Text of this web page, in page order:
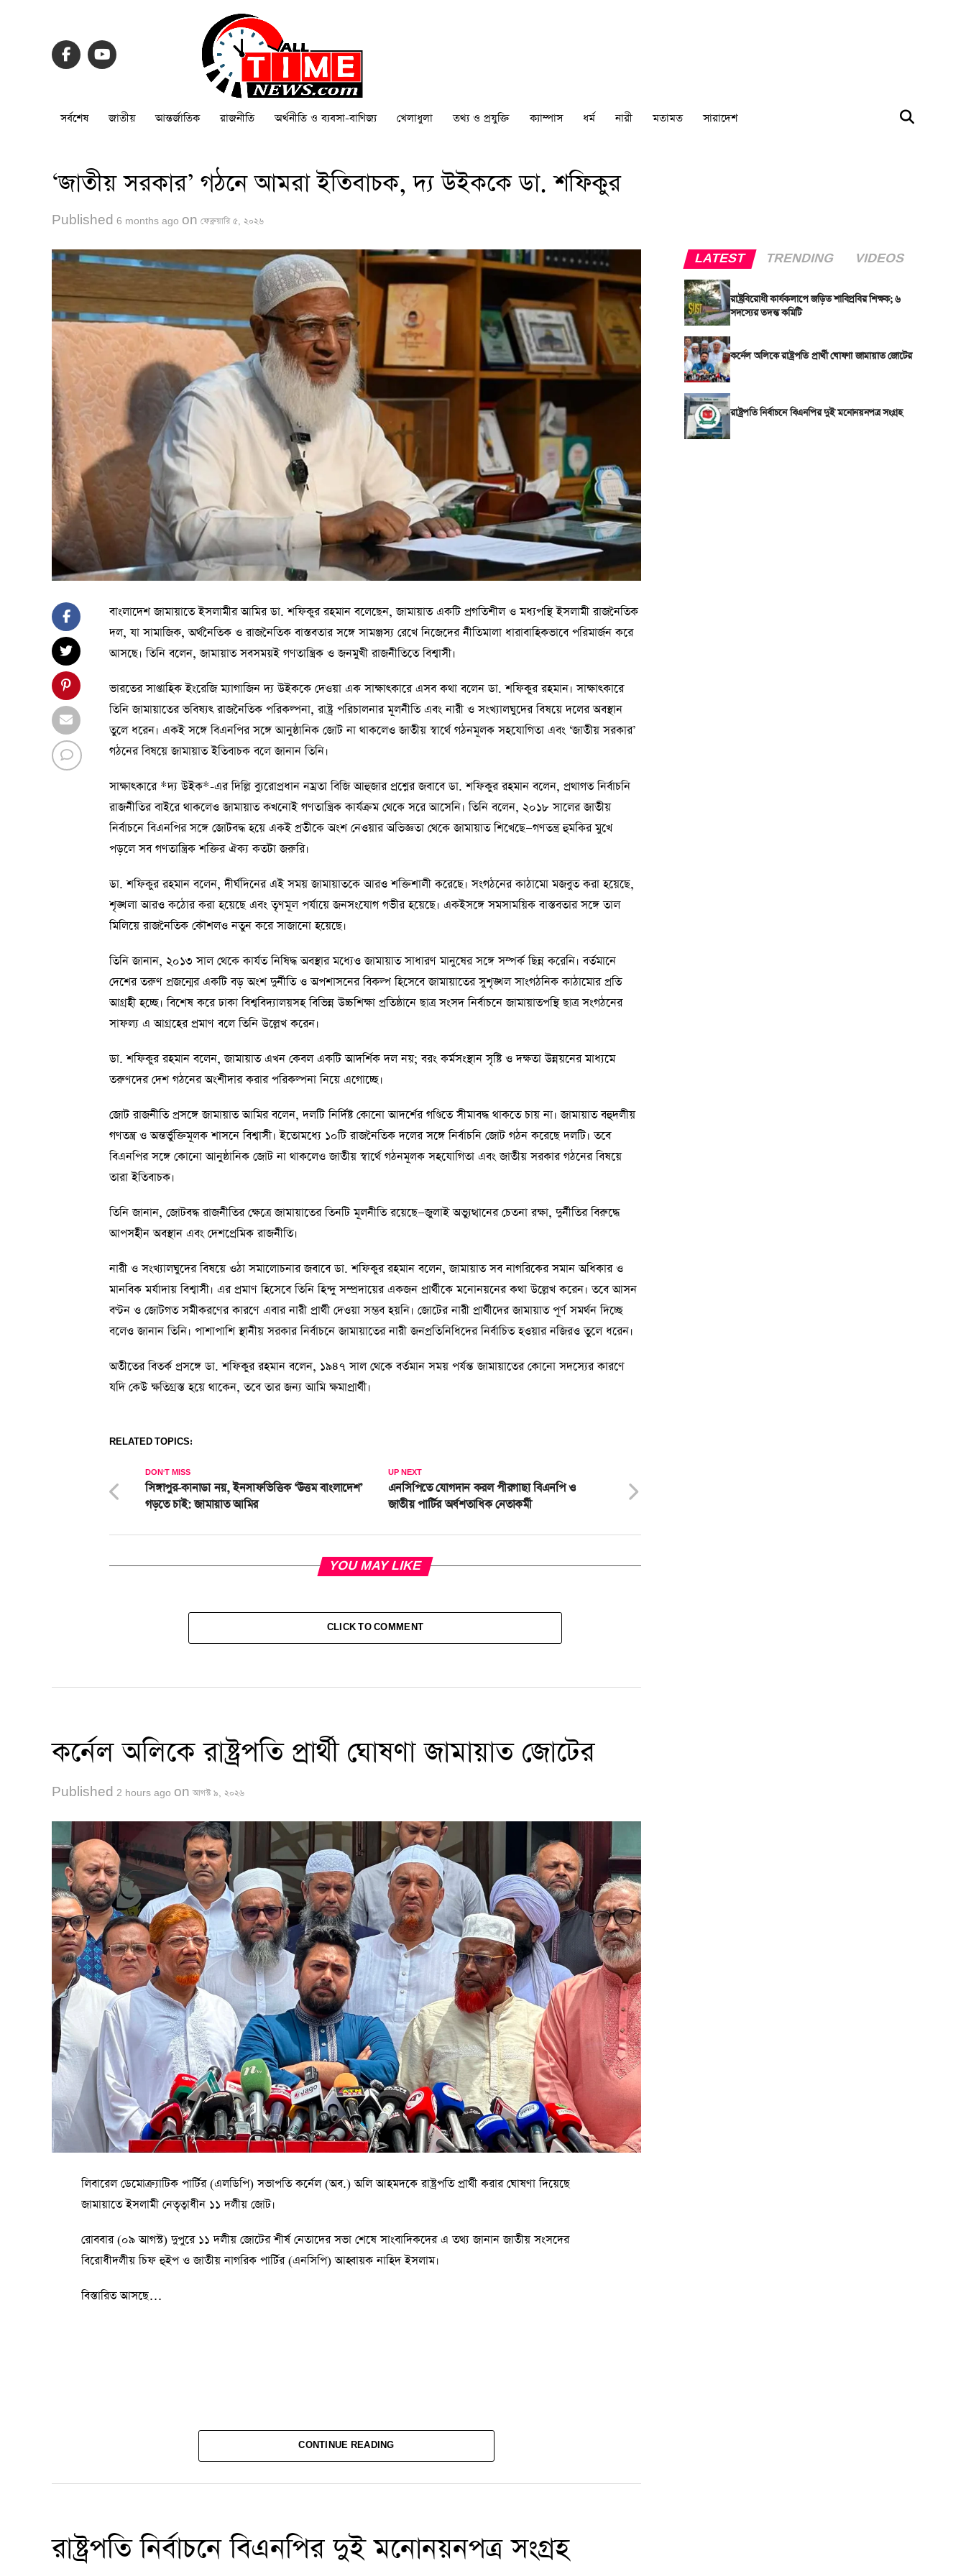
সর্বশেষ জাতীয় আন্তর্জাতিক রাজনীতি অর্থনীতি ও ব্যবসা-বাণিজ্য খেলাধুলা তথ্য ও প্রযুক্তি ক্যাম্পাস ধর্ম নারী মতামত সারাদেশ
‘জাতীয় সরকার’ গঠনে আমরা ইতিবাচক, দ্য উইককে ডা. শফিকুর
Published 6 months ago on ফেব্রুয়ারি ৫, ২০২৬
বাংলাদেশ জামায়াতে ইসলামীর আমির ডা. শফিকুর রহমান বলেছেন, জামায়াত একটি প্রগতিশীল ও মধ্যপন্থি ইসলামী রাজনৈতিক
দল, যা সামাজিক, অর্থনৈতিক ও রাজনৈতিক বাস্তবতার সঙ্গে সামঞ্জস্য রেখে নিজেদের নীতিমালা ধারাবাহিকভাবে পরিমার্জন করে
আসছে। তিনি বলেন, জামায়াত সবসময়ই গণতান্ত্রিক ও জনমুখী রাজনীতিতে বিশ্বাসী।
ভারতের সাপ্তাহিক ইংরেজি ম্যাগাজিন দ্য উইককে দেওয়া এক সাক্ষাৎকারে এসব কথা বলেন ডা. শফিকুর রহমান। সাক্ষাৎকারে
তিনি জামায়াতের ভবিষ্যৎ রাজনৈতিক পরিকল্পনা, রাষ্ট্র পরিচালনার মূলনীতি এবং নারী ও সংখ্যালঘুদের বিষয়ে দলের অবস্থান
তুলে ধরেন। একই সঙ্গে বিএনপির সঙ্গে আনুষ্ঠানিক জোট না থাকলেও জাতীয় স্বার্থে গঠনমূলক সহযোগিতা এবং ‘জাতীয় সরকার’
গঠনের বিষয়ে জামায়াত ইতিবাচক বলে জানান তিনি।
সাক্ষাৎকারে *দ্য উইক*-এর দিল্লি ব্যুরোপ্রধান নম্রতা বিজি আহুজার প্রশ্নের জবাবে ডা. শফিকুর রহমান বলেন, প্রথাগত নির্বাচনি
রাজনীতির বাইরে থাকলেও জামায়াত কখনোই গণতান্ত্রিক কার্যক্রম থেকে সরে আসেনি। তিনি বলেন, ২০১৮ সালের জাতীয়
নির্বাচনে বিএনপির সঙ্গে জোটবদ্ধ হয়ে একই প্রতীকে অংশ নেওয়ার অভিজ্ঞতা থেকে জামায়াত শিখেছে—গণতন্ত্র হুমকির মুখে
পড়লে সব গণতান্ত্রিক শক্তির ঐক্য কতটা জরুরি।
ডা. শফিকুর রহমান বলেন, দীর্ঘদিনের এই সময় জামায়াতকে আরও শক্তিশালী করেছে। সংগঠনের কাঠামো মজবুত করা হয়েছে,
শৃঙ্খলা আরও কঠোর করা হয়েছে এবং তৃণমূল পর্যায়ে জনসংযোগ গভীর হয়েছে। একইসঙ্গে সমসাময়িক বাস্তবতার সঙ্গে তাল
মিলিয়ে রাজনৈতিক কৌশলও নতুন করে সাজানো হয়েছে।
তিনি জানান, ২০১৩ সাল থেকে কার্যত নিষিদ্ধ অবস্থার মধ্যেও জামায়াত সাধারণ মানুষের সঙ্গে সম্পর্ক ছিন্ন করেনি। বর্তমানে
দেশের তরুণ প্রজন্মের একটি বড় অংশ দুর্নীতি ও অপশাসনের বিকল্প হিসেবে জামায়াতের সুশৃঙ্খল সাংগঠনিক কাঠামোর প্রতি
আগ্রহী হচ্ছে। বিশেষ করে ঢাকা বিশ্ববিদ্যালয়সহ বিভিন্ন উচ্চশিক্ষা প্রতিষ্ঠানে ছাত্র সংসদ নির্বাচনে জামায়াতপন্থি ছাত্র সংগঠনের
সাফল্য এ আগ্রহের প্রমাণ বলে তিনি উল্লেখ করেন।
ডা. শফিকুর রহমান বলেন, জামায়াত এখন কেবল একটি আদর্শিক দল নয়; বরং কর্মসংস্থান সৃষ্টি ও দক্ষতা উন্নয়নের মাধ্যমে
তরুণদের দেশ গঠনের অংশীদার করার পরিকল্পনা নিয়ে এগোচ্ছে।
জোট রাজনীতি প্রসঙ্গে জামায়াত আমির বলেন, দলটি নির্দিষ্ট কোনো আদর্শের গণ্ডিতে সীমাবদ্ধ থাকতে চায় না। জামায়াত বহুদলীয়
গণতন্ত্র ও অন্তর্ভুক্তিমূলক শাসনে বিশ্বাসী। ইতোমধ্যে ১০টি রাজনৈতিক দলের সঙ্গে নির্বাচনি জোট গঠন করেছে দলটি। তবে
বিএনপির সঙ্গে কোনো আনুষ্ঠানিক জোট না থাকলেও জাতীয় স্বার্থে গঠনমূলক সহযোগিতা এবং জাতীয় সরকার গঠনের বিষয়ে
তারা ইতিবাচক।
তিনি জানান, জোটবদ্ধ রাজনীতির ক্ষেত্রে জামায়াতের তিনটি মূলনীতি রয়েছে—জুলাই অভ্যুত্থানের চেতনা রক্ষা, দুর্নীতির বিরুদ্ধে
আপসহীন অবস্থান এবং দেশপ্রেমিক রাজনীতি।
নারী ও সংখ্যালঘুদের বিষয়ে ওঠা সমালোচনার জবাবে ডা. শফিকুর রহমান বলেন, জামায়াত সব নাগরিকের সমান অধিকার ও
মানবিক মর্যাদায় বিশ্বাসী। এর প্রমাণ হিসেবে তিনি হিন্দু সম্প্রদায়ের একজন প্রার্থীকে মনোনয়নের কথা উল্লেখ করেন। তবে আসন
বণ্টন ও জোটগত সমীকরণের কারণে এবার নারী প্রার্থী দেওয়া সম্ভব হয়নি। জোটের নারী প্রার্থীদের জামায়াত পূর্ণ সমর্থন দিচ্ছে
বলেও জানান তিনি। পাশাপাশি স্থানীয় সরকার নির্বাচনে জামায়াতের নারী জনপ্রতিনিধিদের নির্বাচিত হওয়ার নজিরও তুলে ধরেন।
অতীতের বিতর্ক প্রসঙ্গে ডা. শফিকুর রহমান বলেন, ১৯৪৭ সাল থেকে বর্তমান সময় পর্যন্ত জামায়াতের কোনো সদস্যের কারণে
যদি কেউ ক্ষতিগ্রস্ত হয়ে থাকেন, তবে তার জন্য আমি ক্ষমাপ্রার্থী।
RELATED TOPICS:
UP NEXT
এনসিপিতে যোগদান করল পীরগাছা বিএনপি ও
জাতীয় পার্টির অর্ধশতাধিক নেতাকর্মী
DON'T MISS
সিঙ্গাপুর-কানাডা নয়, ইনসাফভিত্তিক ‘উত্তম বাংলাদেশ’
গড়তে চাই: জামায়াত আমির
YOU MAY LIKE
CLICK TO COMMENT
কর্নেল অলিকে রাষ্ট্রপতি প্রার্থী ঘোষণা জামায়াত জোটের
Published 2 hours ago on আগস্ট ৯, ২০২৬
লিবারেল ডেমোক্র্যাটিক পার্টির (এলডিপি) সভাপতি কর্নেল (অব.) অলি আহমদকে রাষ্ট্রপতি প্রার্থী করার ঘোষণা দিয়েছে
জামায়াতে ইসলামী নেতৃত্বাধীন ১১ দলীয় জোট।
রোববার (০৯ আগস্ট) দুপুরে ১১ দলীয় জোটের শীর্ষ নেতাদের সভা শেষে সাংবাদিকদের এ তথ্য জানান জাতীয় সংসদের
বিরোধীদলীয় চিফ হুইপ ও জাতীয় নাগরিক পার্টির (এনসিপি) আহ্বায়ক নাহিদ ইসলাম।
বিস্তারিত আসছে…
CONTINUE READING
রাষ্ট্রপতি নির্বাচনে বিএনপির দুই মনোনয়নপত্র সংগ্রহ
LATEST TRENDING VIDEOS
রাষ্ট্রবিরোধী কার্যকলাপে জড়িত শাবিপ্রবির শিক্ষক; ৬
সদস্যের তদন্ত কমিটি
কর্নেল অলিকে রাষ্ট্রপতি প্রার্থী ঘোষণা জামায়াত জোটের
রাষ্ট্রপতি নির্বাচনে বিএনপির দুই মনোনয়নপত্র সংগ্রহ